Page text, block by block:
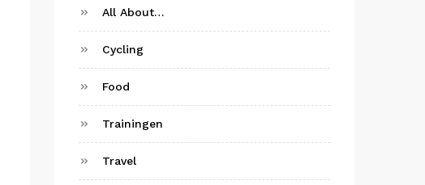
All About…
Cycling
Food
Trainingen
Travel